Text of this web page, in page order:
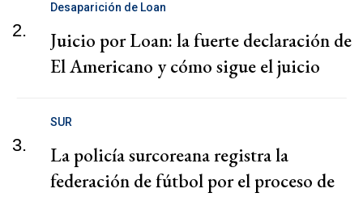
2.
Desaparición de Loan
Juicio por Loan: la fuerte declaración de
El Americano y cómo sigue el juicio
3.
SUR
La policía surcoreana registra la
federación de fútbol por el proceso de